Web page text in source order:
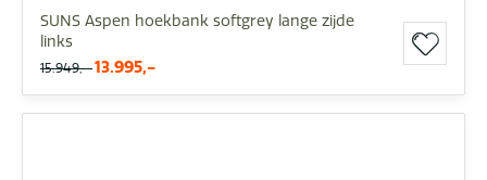
SUNS Aspen hoekbank softgrey lange zijde
links
15.949,- 13.995,-